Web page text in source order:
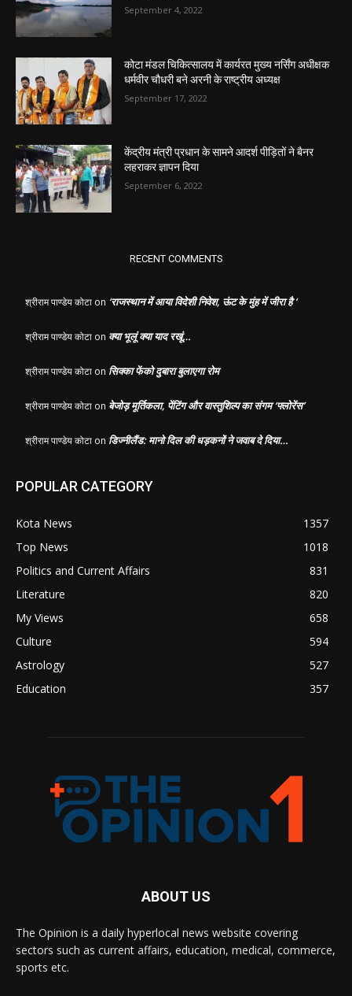
September 4, 2022
कोटा मंडल चिकित्सालय में कार्यरत मुख्य नर्सिंग अधीक्षक
धर्मवीर चौधरी बने अरनी के राष्ट्रीय अध्यक्ष
September 17, 2022
केंद्रीय मंत्री प्रधान के सामने आदर्श पीड़ितों ने बैनर
लहराकर ज्ञापन दिया
September 6, 2022
RECENT COMMENTS
श्रीराम पाण्डेय कोटा on ‘राजस्थान में आया विदेशी निवेश, ऊंट के मुंह में जीरा है ‘
श्रीराम पाण्डेय कोटा on क्या भूलूं क्या याद रखूं…
श्रीराम पाण्डेय कोटा on सिक्का फेंको दुबारा बुलाएगा रोम
श्रीराम पाण्डेय कोटा on बेजोड़ मूर्तिकला, पेंटिंग और वास्तुशिल्प का संगम ‘फ्लोरेंस’
श्रीराम पाण्डेय कोटा on डिज्नीलैंड: मानो दिल की धड़कनों ने जवाब दे दिया…
POPULAR CATEGORY
Kota News
1357
Top News
1018
Politics and Current Affairs
831
Literature
820
My Views
658
Culture
594
Astrology
527
Education
357
ABOUT US
The Opinion is a daily hyperlocal news website covering
sectors such as current affairs, education, medical, commerce,
sports etc.